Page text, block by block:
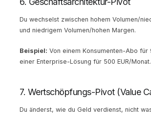
Du wechselst zwischen hohem Volumen/
und niedrigem Volumen/hohen Margen.
Beispiel: Von einem Konsumenten-Abo für
einer Enterprise-Lösung für 500 EUR/Monat.
7. Wertschöpfungs-Pivot (Value
Du änderst, wie du Geld verdienst, nicht